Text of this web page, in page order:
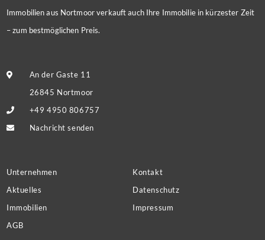
Immobilien aus Nortmoor verkauft auch Ihre Immobilie in kürzester Zeit
– zum bestmöglichen Preis.
An der Gaste 11
26845 Nortmoor
+49 4950 806757
Nachricht senden
Unternehmen
Kontakt
Aktuelles
Datenschutz
Immobilien
Impressum
AGB